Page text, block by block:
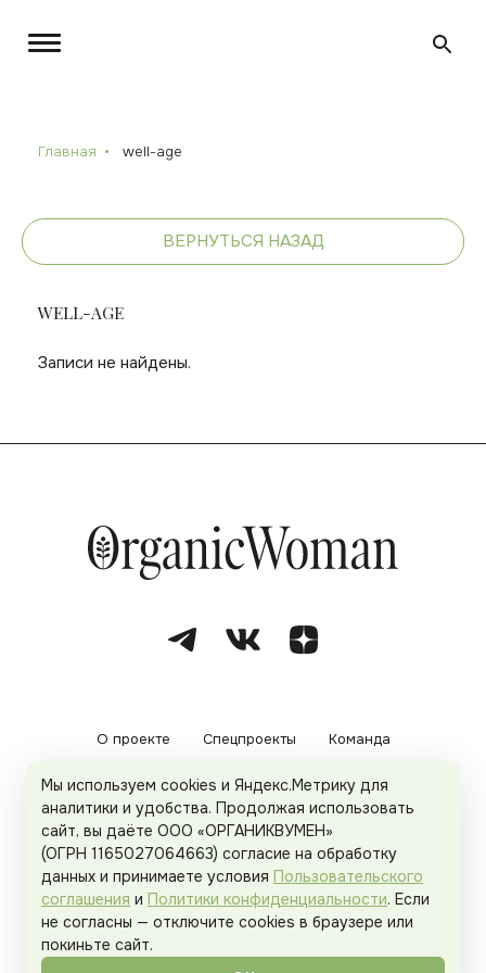
Главная well-age
ВЕРНУТЬСЯ НАЗАД
WELL-AGE
Записи не найдены.
О проекте Спецпроекты Команда
Рекламодателям Политика конфиденциальности
Пользовательское соглашение
Organicwoman.ru . Все права защищены.
Мы используем cookies и Яндекс.Метрику для
аналитики и удобства. Продолжая использовать
сайт, вы даёте ООО «ОРГАНИКВУМЕН»
(ОГРН 1165027064663) согласие на обработку
данных и принимаете условия Пользовательского
соглашения и Политики конфиденциальности. Если
не согласны — отключите cookies в браузере или
покиньте сайт.